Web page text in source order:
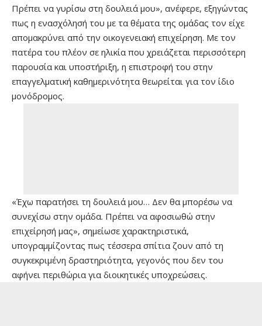
Πρέπει να γυρίσω στη δουλειά μου», ανέφερε, εξηγώντας
πως η ενασχόλησή του με τα θέματα της ομάδας τον είχε
απομακρύνει από την οικογενειακή επιχείρηση. Με τον
πατέρα του πλέον σε ηλικία που χρειάζεται περισσότερη
παρουσία και υποστήριξη, η επιστροφή του στην
επαγγελματική καθημερινότητα θεωρείται για τον ίδιο
μονόδρομος.
«Έχω παρατήσει τη δουλειά μου… Δεν θα μπορέσω να
συνεχίσω στην ομάδα. Πρέπει να αφοσιωθώ στην
επιχείρησή μας», σημείωσε χαρακτηριστικά,
υπογραμμίζοντας πως τέσσερα σπίτια ζουν από τη
συγκεκριμένη δραστηριότητα, γεγονός που δεν του
αφήνει περιθώρια για διοικητικές υποχρεώσεις.